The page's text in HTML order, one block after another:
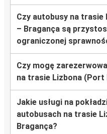
Czy autobusy na
– Bragança są
ograniczonej
Czy mogę
na trasie Lizbona
Jakie usługi na
autobusach na trasie
Bragança?